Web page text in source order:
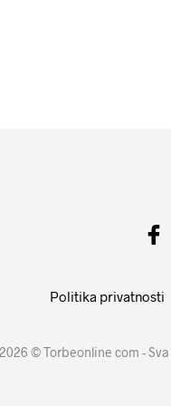
Politika privatnosti
© Torbeonline com -